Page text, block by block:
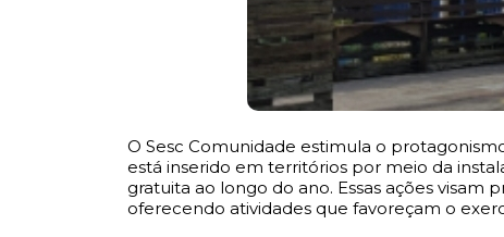
O Sesc Comunidade estimula o
está inserido em territórios por meio da
gratuita ao longo do ano. Essas ações visam
oferecendo atividades que favoreçam o